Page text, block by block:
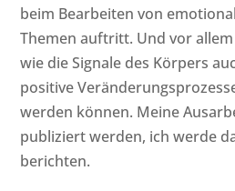
beim Bearbeiten von
Themen auftritt. Und vor
wie die Signale des Körpers
positive
werden können. Meine
publiziert werden, ich werde
berichten.